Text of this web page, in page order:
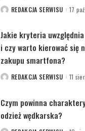
POSTEDREDAKCJA SERWISU 17
Jakie kryteria
i czy warto kierować się
zakupu smartfona?
POSTEDREDAKCJA SERWISU 11
Czym powinna
odzież wędkarska?